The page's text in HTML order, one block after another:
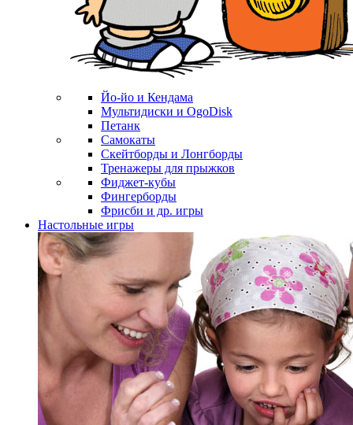
Йо-йо и Кендама
Мультидиски и OgoDisk
Петанк
Самокаты
Скейтборды и Лонгборды
Тренажеры для прыжков
Фиджет-кубы
Фингерборды
Фрисби и др. игры
Настольные игры